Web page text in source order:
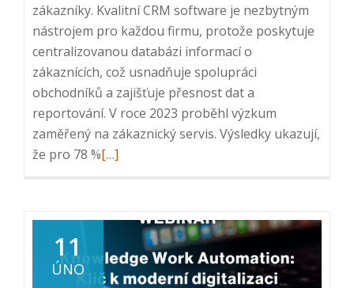
zákazníky. Kvalitní CRM software je nezbytným
nástrojem pro každou firmu, protože poskytuje
centralizovanou databázi informací o
zákaznících, což usnadňuje spolupráci
obchodníků a zajišťuje přesnost dat a
reportování. V roce 2023 proběhl výzkum
zaměřený na zákaznický servis. Výsledky ukazují,
že pro 78 %Read
Efektivní
řízení
[…]
11
ÚNO